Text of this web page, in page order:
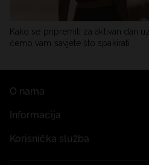
Kako se pripremiti za aktivan dan
ćemo vam savjete što spakirati
O nama
Informacija
Korisnička služba